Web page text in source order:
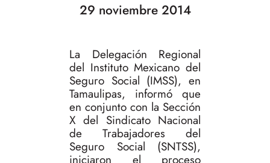
29 noviembre 2014
La Delegación Regional
del Instituto Mexicano del
Seguro Social (IMSS), en
Tamaulipas, informó que
en conjunto con la Sección
X del Sindicato Nacional
de Trabajadores del
Seguro Social (SNTSS),